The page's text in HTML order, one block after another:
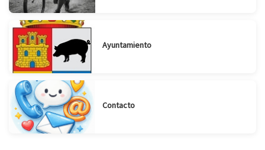
Ayuntamiento
Contacto